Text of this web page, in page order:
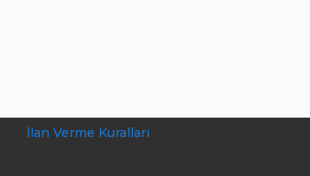
İlan Verme Kuralları